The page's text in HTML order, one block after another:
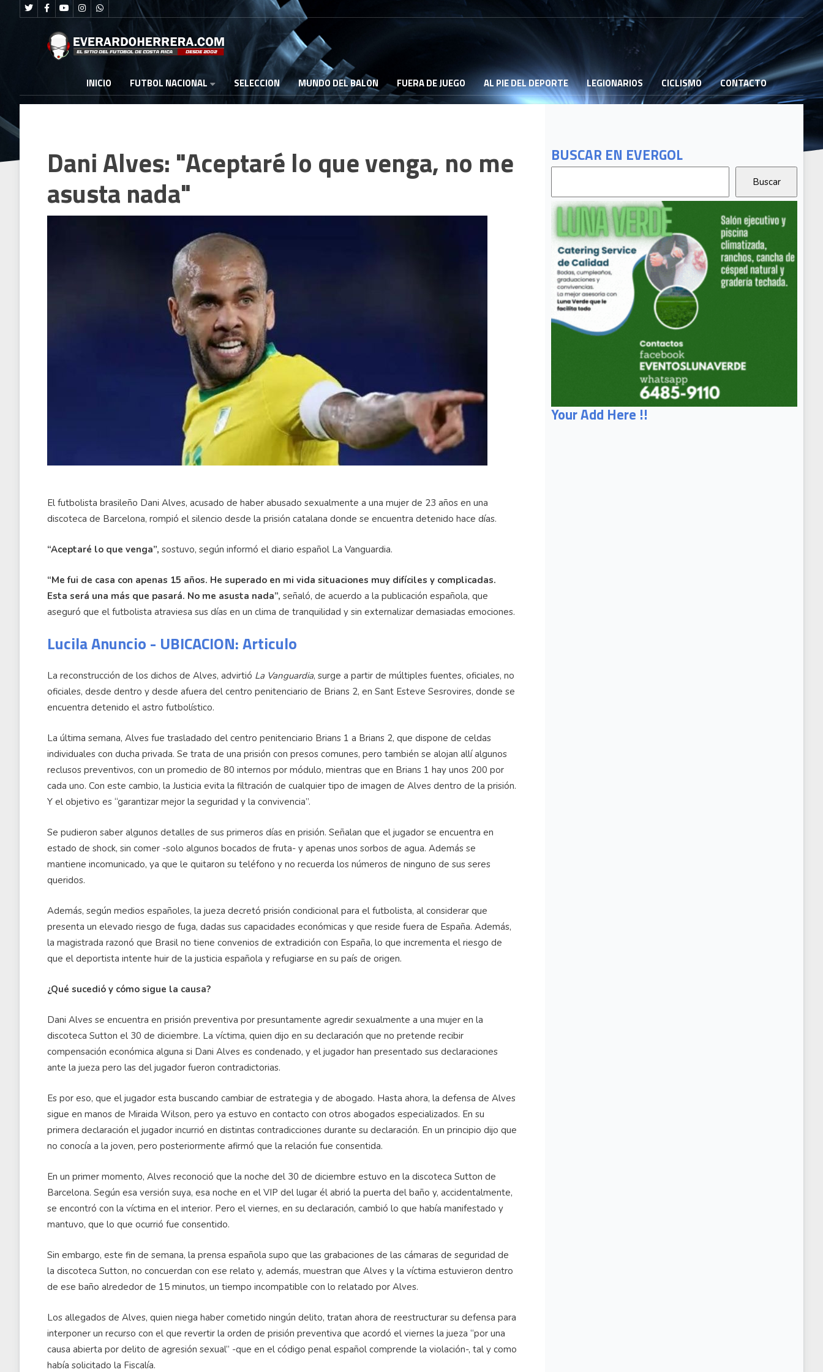
INICIO FUTBOL NACIONAL SELECCION MUNDO DEL BALON FUERA DE JUEGO AL PIE DEL DEPORTE LEGIONARIOS CICLISMO CONTACTO
BUSCAR EN EVERGOL
Your Add Here !!
Dani Alves: "Aceptaré lo que venga, no me
asusta nada"
El futbolista brasileño Dani Alves, acusado de haber abusado sexualmente a una mujer de 23 años en una
discoteca de Barcelona, rompió el silencio desde la prisión catalana donde se encuentra detenido hace días.
“Aceptaré lo que venga”, sostuvo, según informó el diario español La Vanguardia.
“Me fui de casa con apenas 15 años. He superado en mi vida situaciones muy difíciles y complicadas.
Esta será una más que pasará. No me asusta nada”, señaló, de acuerdo a la publicación española, que
aseguró que el futbolista atraviesa sus días en un clima de tranquilidad y sin externalizar demasiadas emociones.
Lucila Anuncio - UBICACION: Articulo
La reconstrucción de los dichos de Alves, advirtió La Vanguardia, surge a partir de múltiples fuentes, oficiales, no
oficiales, desde dentro y desde afuera del centro penitenciario de Brians 2, en Sant Esteve Sesrovires, donde se
encuentra detenido el astro futbolístico.
La última semana, Alves fue trasladado del centro penitenciario Brians 1 a Brians 2, que dispone de celdas
individuales con ducha privada. Se trata de una prisión con presos comunes, pero también se alojan allí algunos
reclusos preventivos, con un promedio de 80 internos por módulo, mientras que en Brians 1 hay unos 200 por
cada uno. Con este cambio, la Justicia evita la filtración de cualquier tipo de imagen de Alves dentro de la prisión.
Y el objetivo es “garantizar mejor la seguridad y la convivencia”.
Se pudieron saber algunos detalles de sus primeros días en prisión. Señalan que el jugador se encuentra en
estado de shock, sin comer -solo algunos bocados de fruta- y apenas unos sorbos de agua. Además se
mantiene incomunicado, ya que le quitaron su teléfono y no recuerda los números de ninguno de sus seres
queridos.
Además, según medios españoles, la jueza decretó prisión condicional para el futbolista, al considerar que
presenta un elevado riesgo de fuga, dadas sus capacidades económicas y que reside fuera de España. Además,
la magistrada razonó que Brasil no tiene convenios de extradición con España, lo que incrementa el riesgo de
que el deportista intente huir de la justicia española y refugiarse en su país de origen.
¿Qué sucedió y cómo sigue la causa?
Dani Alves se encuentra en prisión preventiva por presuntamente agredir sexualmente a una mujer en la
discoteca Sutton el 30 de diciembre. La víctima, quien dijo en su declaración que no pretende recibir
compensación económica alguna si Dani Alves es condenado, y el jugador han presentado sus declaraciones
ante la jueza pero las del jugador fueron contradictorias.
Es por eso, que el jugador esta buscando cambiar de estrategia y de abogado. Hasta ahora, la defensa de Alves
sigue en manos de Miraida Wilson, pero ya estuvo en contacto con otros abogados especializados. En su
primera declaración el jugador incurrió en distintas contradicciones durante su declaración. En un principio dijo que
no conocía a la joven, pero posteriormente afirmó que la relación fue consentida.
En un primer momento, Alves reconoció que la noche del 30 de diciembre estuvo en la discoteca Sutton de
Barcelona. Según esa versión suya, esa noche en el VIP del lugar él abrió la puerta del baño y, accidentalmente,
se encontró con la víctima en el interior. Pero el viernes, en su declaración, cambió lo que había manifestado y
mantuvo, que lo que ocurrió fue consentido.
Sin embargo, este fin de semana, la prensa española supo que las grabaciones de las cámaras de seguridad de
la discoteca Sutton, no concuerdan con ese relato y, además, muestran que Alves y la víctima estuvieron dentro
de ese baño alrededor de 15 minutos, un tiempo incompatible con lo relatado por Alves.
Los allegados de Alves, quien niega haber cometido ningún delito, tratan ahora de reestructurar su defensa para
interponer un recurso con el que revertir la orden de prisión preventiva que acordó el viernes la jueza “por una
causa abierta por delito de agresión sexual” -que en el código penal español comprende la violación-, tal y como
había solicitado la Fiscalía.